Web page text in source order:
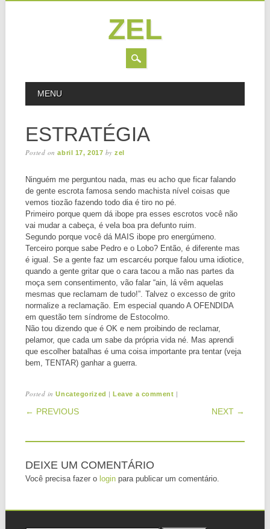
ZEL
MAIN MENU
MENU
ESTRATÉGIA
Posted onabril 17, 2017 byzel
Ninguém me perguntou nada, mas eu acho que ficar falando
de gente escrota famosa sendo machista nível coisas que
vemos tiozão fazendo todo dia é tiro no pé.
Primeiro porque quem dá ibope pra esses escrotos você não
vai mudar a cabeça, é vela boa pra defunto ruim.
Segundo porque você dá MAIS ibope pro energúmeno.
Terceiro porque sabe Pedro e o Lobo? Então, é diferente mas
é igual. Se a gente faz um escarcéu porque falou uma idiotice,
quando a gente gritar que o cara tacou a mão nas partes da
moça sem consentimento, vão falar “ain, lá vêm aquelas
mesmas que reclamam de tudo!”. Talvez o excesso de grito
normalize a reclamação. Em especial quando A OFENDIDA
em questão tem síndrome de Estocolmo.
Não tou dizendo que é OK e nem proibindo de reclamar,
pelamor, que cada um sabe da própria vida né. Mas aprendi
que escolher batalhas é uma coisa importante pra tentar (veja
bem, TENTAR) ganhar a guerra.
Posted inUncategorized |Leave a comment |
POST NAVIGATION
← PREVIOUS NEXT →
DEIXE UM COMENTÁRIO
Você precisa fazer o loginpara publicar um comentário.